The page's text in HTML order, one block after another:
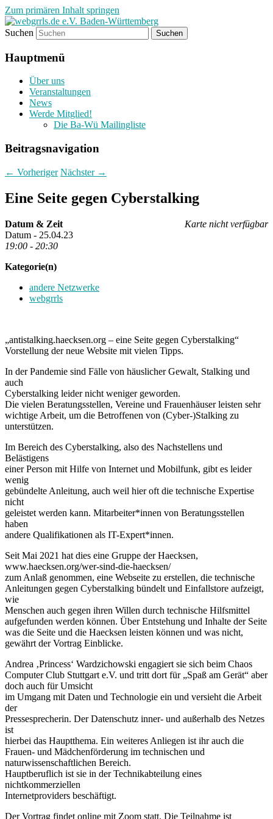
Zum primären Inhalt springen
webgrrls.de e.V. Baden-
Württemberg
Regiogruppe Baden-Württemberg der
webgrrls.de e.V.
Suchen
Hauptmenü
Über uns
Veranstaltungen
News
Werde Mitglied!
Die Ba-Wü Mailingliste
Beitragsnavigation
← Vorheriger Nächster →
Eine Seite gegen Cyberstalking
Karte nicht verfügbar
Datum & Zeit
Datum - 25.04.23
19:00 - 20:30
Kategorie(n)
andere Netzwerke
webgrrls
„antistalking.haecksen.org – eine Seite gegen Cyberstalking“
Vorstellung der neue Website mit vielen Tipps.
In der Pandemie sind Fälle von häuslicher Gewalt, Stalking und
auch
Cyberstalking leider nicht weniger geworden.
Die vielen Beratungsstellen, Vereine und Frauenhäuser leisten sehr
wichtige Arbeit, um die Betroffenen von (Cyber-)Stalking zu
unterstützen.
Im Bereich des Cyberstalking, also des Nachstellens und
Belästigens
einer Person mit Hilfe von Internet und Mobilfunk, gibt es leider
wenig
gebündelte Anleitung, auch weil hier oft die technische Expertise
nicht
geleistet werden kann. Mitarbeiter*innen von Beratungsstellen
haben
andere Qualifikationen als IT-Expert*innen.
Seit Mai 2021 hat dies eine Gruppe der Haecksen,
www.haecksen.org/wer-sind-die-haecksen/
zum Anlaß genommen, eine Webseite zu erstellen, die technische
Anleitungen gegen Cyberstalking bündelt und Einfallstore aufzeigt,
wie
Menschen auch gegen ihren Willen durch technische Hilfsmittel
aufgefunden werden können. Über Entstehung und Inhalte der Seite
was die Seite und die Haecksen leisten können und was nicht,
gewährt der Vortrag Einblicke.
Andrea ‚Princess‘ Wardzichowski engagiert sie sich beim Chaos
Computer Club Stuttgart e.V. und tritt dort für „Spaß am Gerät“ aber
doch auch für Umsicht
im Umgang mit Daten und Technologie ein und versieht die Arbeit
der
Pressesprecherin. Der Datenschutz inner- und außerhalb des Netzes
ist
hierbei das Hauptthema. Ein weiteres Anliegen ist ihr auch die
Frauen- und Mädchenförderung im technischen und
naturwissenschaftlichen Bereich.
Hauptberuflich ist sie in der Technikabteilung eines
nichtkommerziellen
Internetproviders beschäftigt.
Der Vortrag findet online mit Zoom statt. Die Teilnahme ist